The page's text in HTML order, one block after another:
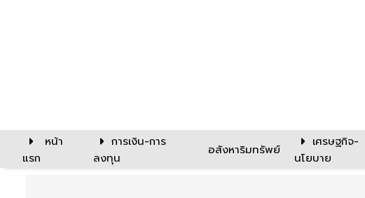
หน้า
แรก
การเงิน-การ
ลงทุน
อสังหาริมทรัพย์
เศรษฐกิจ-
นโยบาย